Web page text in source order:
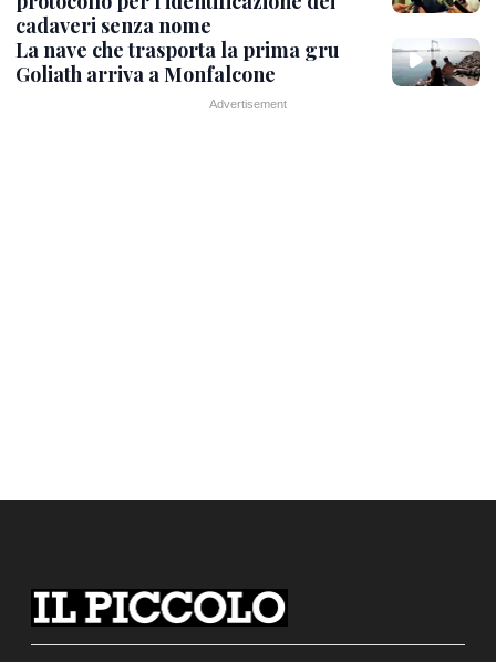
cadaveri senza nome
La nave che trasporta la prima gru
Goliath arriva a Monfalcone